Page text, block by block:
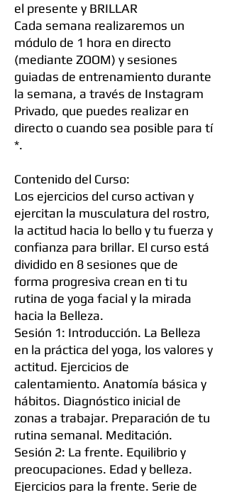
el presente y BRILLAR
Cada semana realizaremos un
módulo de 1 hora en directo
(mediante ZOOM) y sesiones
guiadas de entrenamiento durante
la semana, a través de Instagram
Privado, que puedes realizar en
directo o cuando sea posible para tí
*.
Contenido del Curso:
Los ejercicios del curso activan y
ejercitan la musculatura del rostro,
la actitud hacia lo bello y tu fuerza y
confianza para brillar. El curso está
dividido en 8 sesiones que de
forma progresiva crean en ti tu
rutina de yoga facial y la mirada
hacia la Belleza.
Sesión 1: Introducción. La Belleza
en la práctica del yoga, los valores y
actitud. Ejercicios de
calentamiento. Anatomía básica y
hábitos. Diagnóstico inicial de
zonas a trabajar. Preparación de tu
rutina semanal. Meditación.
Sesión 2: La frente. Equilibrio y
preocupaciones. Edad y belleza.
Ejercicios para la frente. Serie de